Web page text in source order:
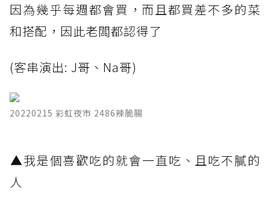
因為幾乎每週都會買，而且都買差不多的菜
和搭配，因此老闆都認得了
(客串演出: J哥、Na哥)
20220215 彩虹夜市 2486辣脆腸
​▲我是個喜歡吃的就會一直吃、且吃不膩的
人